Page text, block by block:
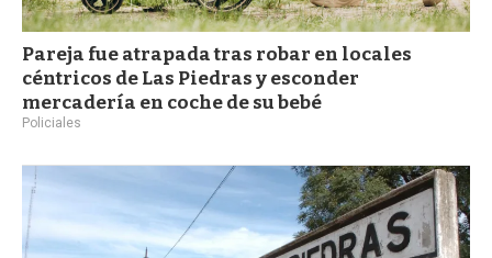
Pareja fue atrapada tras robar en locales
céntricos de Las Piedras y esconder
mercadería en coche de su bebé
Policiales